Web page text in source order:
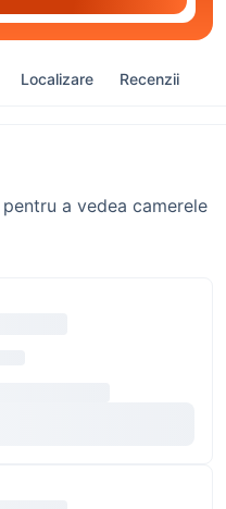
Localizare Recenzii
a vedea camerele